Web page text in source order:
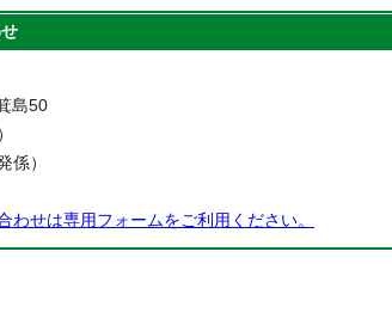
島50
係）
わせは専用フォームをご利用ください。